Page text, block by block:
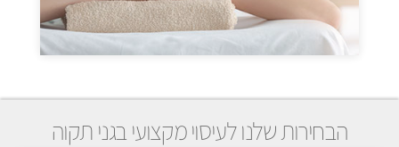
הבחירות שלנו לעיסוי מקצועי בגני תקוה